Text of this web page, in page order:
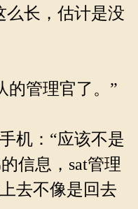
长，估计是没
的管理官了。”
机：“应该不是
信息，sat管理
去不像是回去